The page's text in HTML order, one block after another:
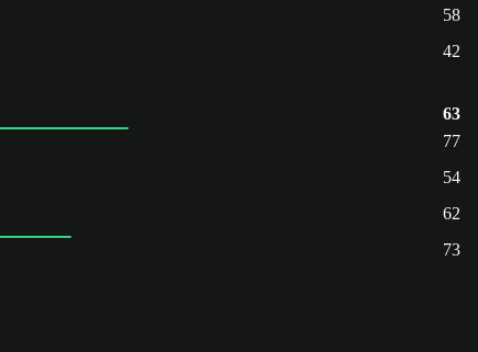
58
42
63
77
54
62
73